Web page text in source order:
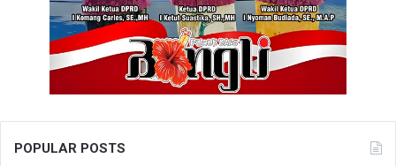
POPULAR POSTS